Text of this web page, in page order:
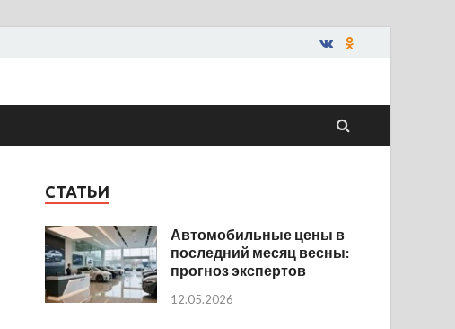
СТАТЬИ
Автомобильные цены в
последний месяц весны:
прогноз экспертов
12.05.2026